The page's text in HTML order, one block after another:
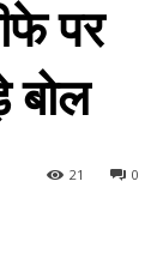
पर
बोल
0
21